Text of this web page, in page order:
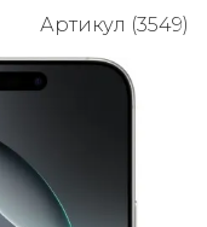
Артикул (3549)